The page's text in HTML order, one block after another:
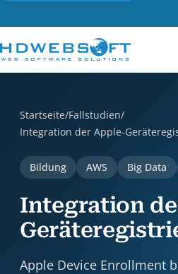
Startseite/Fallstudien/
Integration der Apple-
Bildung AWS Big Data
Integration
Apple Device Enrollment